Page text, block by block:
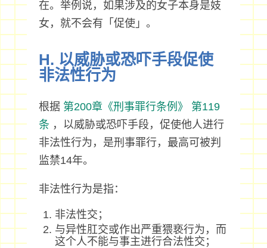
在。举例说，如果涉及的女子本身是妓
女，就不会有「促使」。
H. 以威胁或恐吓手段促使
非法性行为
根据 第200章《刑事罪行条例》
第119
条，以威胁或恐吓手段，促使他人进行
非法性行为，是刑事罪行，最高可被判
监禁14年。
非法性行为是指：
非法性交；
与异性肛交或作出严重猥亵行为，而
这个人不能与事主进行合法性交；